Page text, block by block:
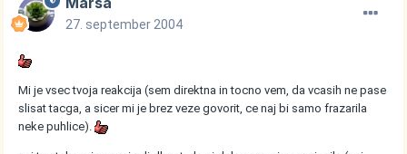
27. september 2004
Mi je vsec tvoja reakcija (sem direktna in tocno vem, da vcasih ne pase
slisat tacga, a sicer mi je brez veze govorit, ce naj bi samo frazarila
neke puhlice).